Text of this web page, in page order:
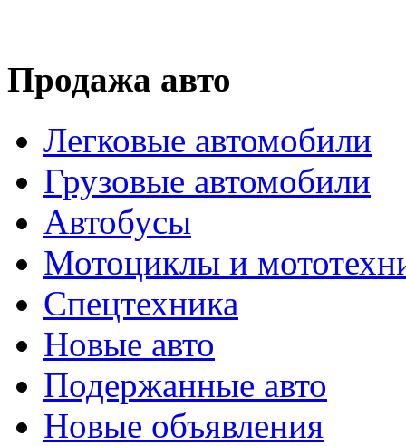
Продажа авто
Легковые автомобили
Грузовые автомобили
Автобусы
Мотоциклы и
Спецтехника
Новые авто
Подержанные авто
Новые объявления